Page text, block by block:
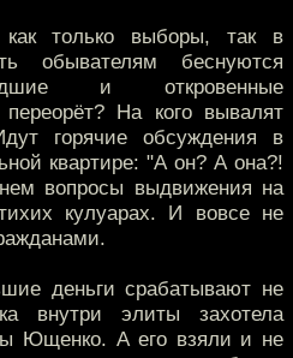
только выборы, так в
обывателям беснуются
и откровенные
На кого вывалят
горячие обсуждения в
квартире: "А он? А она?!
вопросы выдвижения на
кулуарах. И вовсе не
деньги срабатывают не
внутри элиты захотела
Ющенко. А его взяли и не